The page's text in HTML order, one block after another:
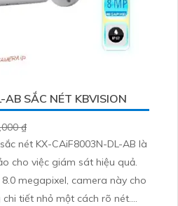
SẮC NÉT KBVISION
₫
nét KX-CAiF8003N-DL-AB là
cho việc giám sát hiệu quả.
megapixel, camera này cho
tiết nhỏ một cách rõ nét.